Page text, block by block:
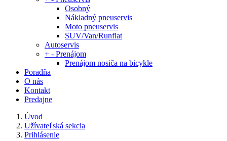
Osobný
Nákladný pneuservis
Moto pneuservis
SUV/Van/Runflat
Autoservis
+ - Prenájom
Prenájom nosiča na bicykle
Poradňa
O nás
Kontakt
Predajne
Úvod
Užívateľská sekcia
Prihlásenie